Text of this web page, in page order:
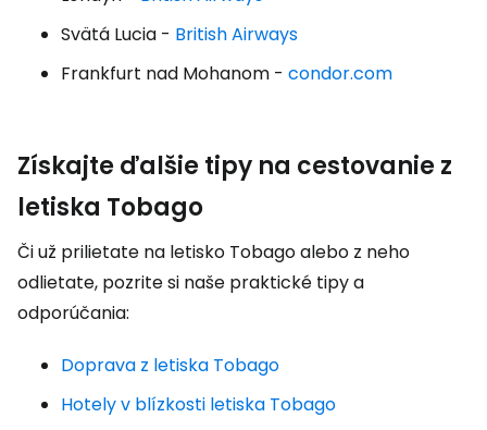
Svätá Lucia - British Airways
Frankfurt nad Mohanom - condor.com
Získajte ďalšie tipy na cestovanie z
letiska Tobago
Či už prilietate na letisko Tobago alebo z neho
odlietate, pozrite si naše praktické tipy a
odporúčania:
Doprava z letiska Tobago
Hotely v blízkosti letiska Tobago